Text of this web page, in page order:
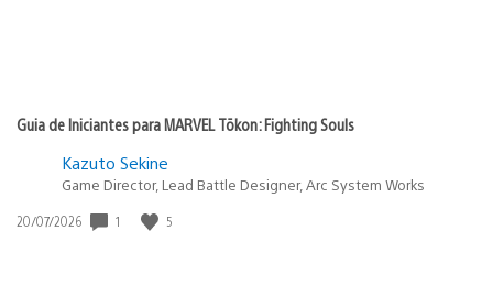
Guia de Iniciantes para MARVEL Tōkon: Fighting Souls
Kazuto Sekine
Game Director, Lead Battle Designer, Arc System Works
Data
20/07/2026 1 5